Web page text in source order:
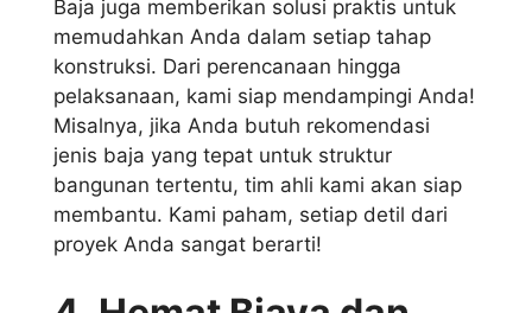
Baja juga memberikan solusi praktis untuk
memudahkan Anda dalam setiap tahap
konstruksi. Dari perencanaan hingga
pelaksanaan, kami siap mendampingi Anda!
Misalnya, jika Anda butuh rekomendasi
jenis baja yang tepat untuk struktur
bangunan tertentu, tim ahli kami akan siap
membantu. Kami paham, setiap detil dari
proyek Anda sangat berarti!